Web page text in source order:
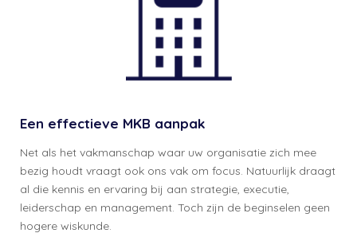
Een effectieve MKB aanpak
Net als het vakmanschap waar uw organisatie zich mee
bezig houdt vraagt ook ons vak om focus. Natuurlijk draagt
al die kennis en ervaring bij aan strategie, executie,
leiderschap en management. Toch zijn de beginselen geen
hogere wiskunde.